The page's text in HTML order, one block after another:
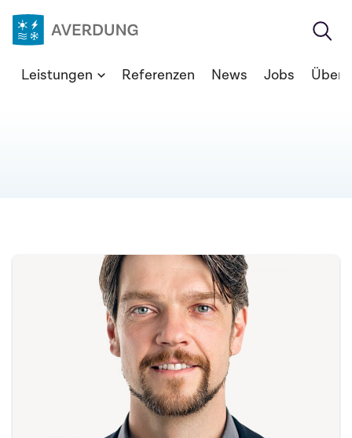
Zum
Inhalt
Ingenieure
Leistungen Referenzen News Jobs Über